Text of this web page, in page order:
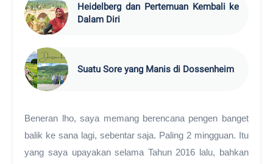
Heidelberg dan Pertemuan Kembali ke
Dalam Diri
Suatu Sore yang Manis di Dossenheim
Beneran lho, saya memang berencana pengen banget
balik ke sana lagi, sebentar saja. Paling 2 mingguan. Itu
yang saya upayakan selama Tahun 2016 lalu, bahkan